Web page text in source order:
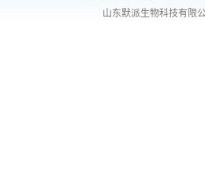
山东默派生物科技有限